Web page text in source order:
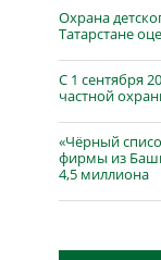
Охрана
Татарстане
С 1 сентября
частной
«Чёрный
фирмы из
4,5 миллиона